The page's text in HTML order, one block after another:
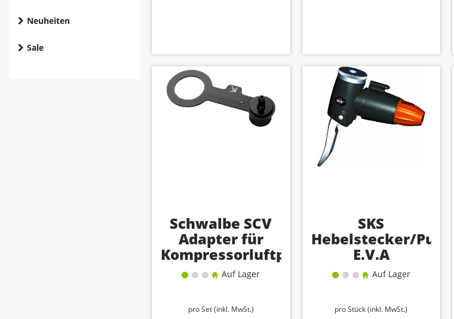
Neuheiten
Sale
Schwalbe SCV
Adapter für
Kompressorluftpistolen
Auf Lager
pro Set (inkl. MwSt.)
SKS
Hebelstecker/
E.V.A
Auf Lager
pro Stück (inkl. MwSt.)